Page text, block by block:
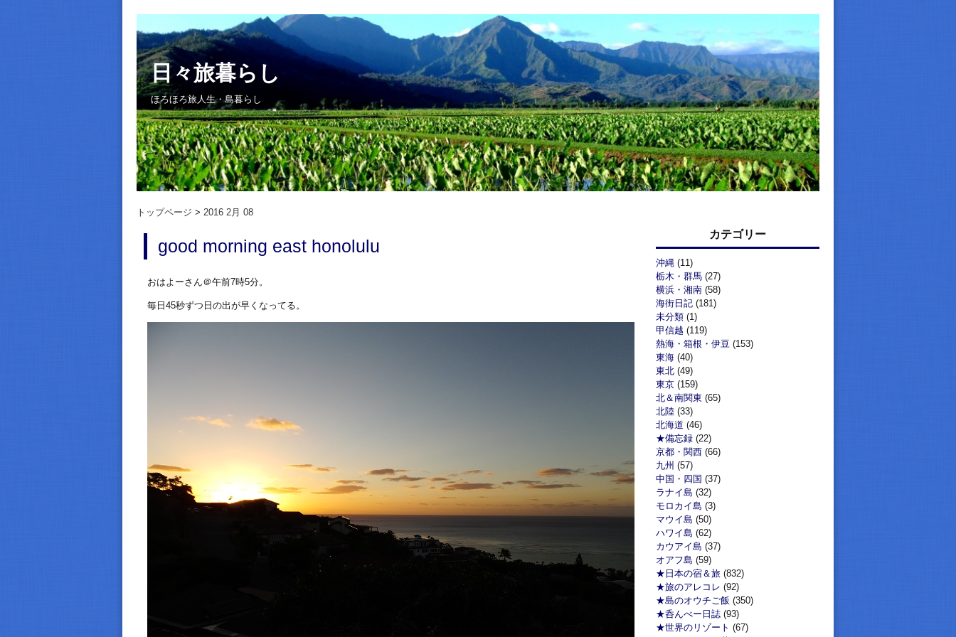
日々旅暮らし
ほろほろ旅人生・島暮らし
トップページ 2016 2月 08
good morning east honolulu
おはよーさん＠午前7時5分。
毎日45秒ずつ日の出が早くなってる。
カテゴリー
沖縄 (11)
栃木・群馬 (27)
横浜・湘南 (58)
海街日記 (181)
未分類 (1)
甲信越 (119)
熱海・箱根・伊豆 (153)
東海 (40)
東北 (49)
東京 (159)
北＆南関東 (65)
北陸 (33)
北海道 (46)
★備忘録 (22)
京都・関西 (66)
九州 (57)
中国・四国 (37)
ラナイ島 (32)
モロカイ島 (3)
マウイ島 (50)
ハワイ島 (62)
カウアイ島 (37)
オアフ島 (59)
★日本の宿＆旅 (832)
★旅のアレコレ (92)
★島のオウチご飯 (350)
★呑んべー日誌 (93)
★世界のリゾート (67)